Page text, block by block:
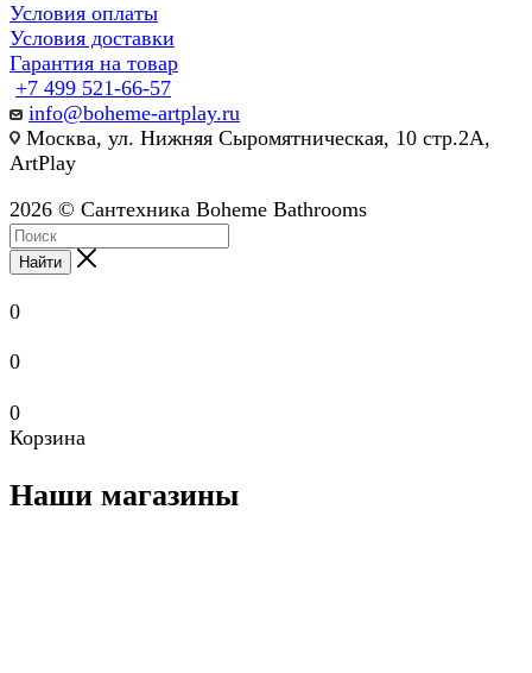
Условия оплаты
Условия доставки
Гарантия на товар
+7 499 521-66-57
info@boheme-artplay.ru
Москва, ул. Нижняя Сыромятническая, 10 стр.2А,
ArtPlay
2026 © Сантехника Boheme Bathrooms
Найти
0
0
0
Корзина
Наши магазины